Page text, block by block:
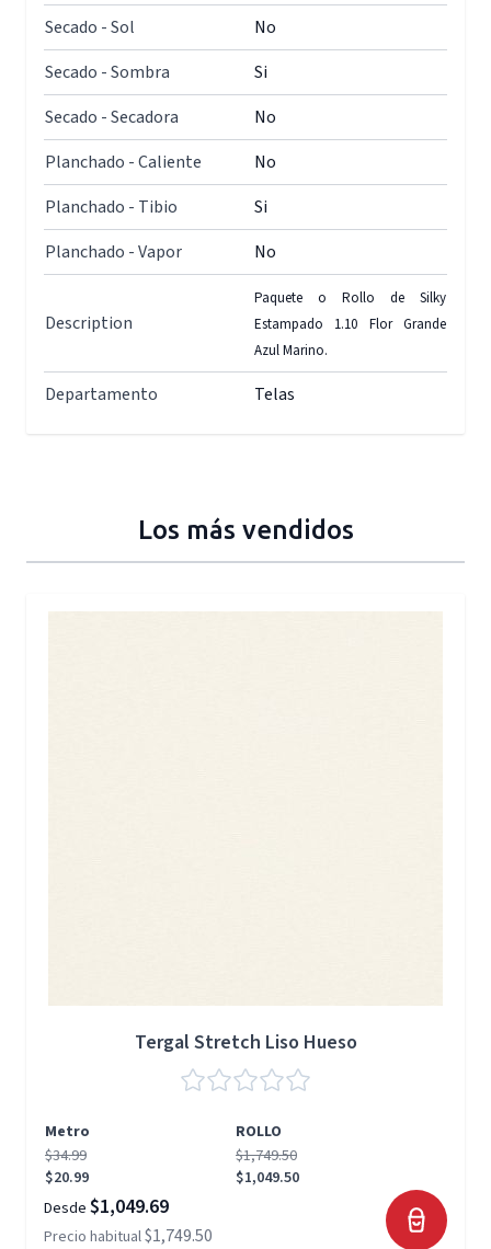
Secado - Sol
No
Secado - Sombra
Si
Secado - Secadora
No
Planchado - Caliente
No
Planchado - Tibio
Si
Planchado - Vapor
No
Description
Paquete o Rollo de Silky
Estampado 1.10 Flor Grande
Azul Marino.
Departamento Telas
Los más vendidos
Tergal Stretch Liso Hueso
Metro
ROLLO
$34.99
$20.99
$1,749.50
$1,049.50
Desde $1,049.69
Precio habitual$1,749.50